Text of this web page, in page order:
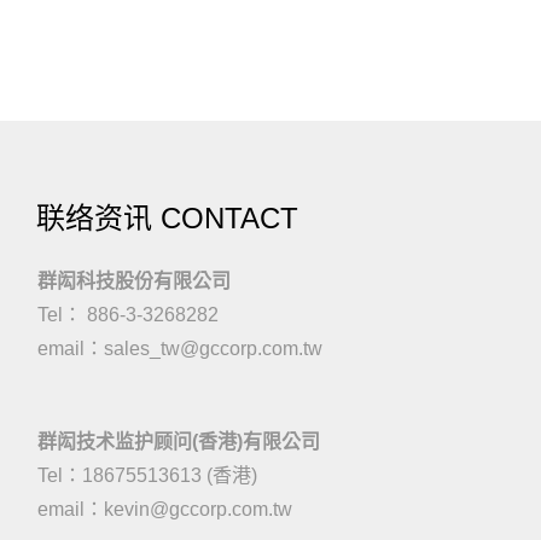
联络资讯 CONTACT
群闳科技股份有限公司
Tel： 886-3-3268282
email： sales_tw@gccorp.com.tw
群闳技术监护顾问(香港)有限公司
Tel：18675513613 (香港)
email： kevin@gccorp.com.tw